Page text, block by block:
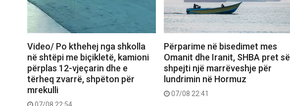
Video/ Po kthehej nga shkolla
në shtëpi me biçikletë, kamioni
përplas 12-vjeçarin dhe e
tërheq zvarrë, shpëton për
mrekulli
Përparime në bisedimet mes
Omanit dhe Iranit, SHBA pret së
shpejti një marrëveshje për
lundrimin në Hormuz
07/08 22:41